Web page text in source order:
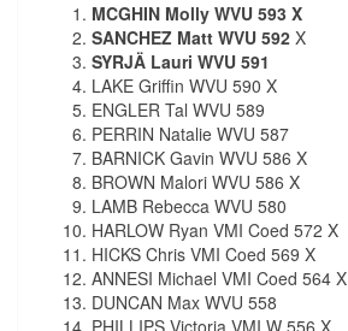
MCGHIN Molly WVU 593 X
SANCHEZ Matt WVU 592 X
SYRJÄ Lauri WVU 591
LAKE Griffin WVU 590 X
ENGLER Tal WVU 589
PERRIN Natalie WVU 587
BARNICK Gavin WVU 586 X
BROWN Malori WVU 586 X
LAMB Rebecca WVU 580
HARLOW Ryan VMI Coed 572 X
HICKS Chris VMI Coed 569 X
ANNESI Michael VMI Coed 564 X
DUNCAN Max WVU 558